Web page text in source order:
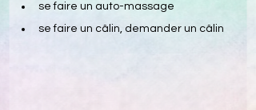
se faire un auto-massage
se faire un câlin, demander un câlin